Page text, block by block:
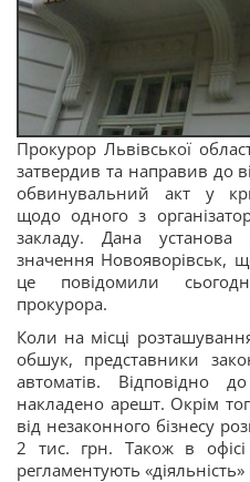
Прокурор Львівської
затвердив та направив до
обвинувальний акт у
щодо одного з
закладу. Дана установа
значення Новояворівськ,
це повідомили
прокурора.
Коли на місці
обшук, представники
автоматів. Відповідно
накладено арешт. Окрім
від незаконного бізнесу
2 тис. грн. Також в офісі
регламентують